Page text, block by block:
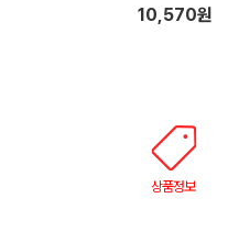
10,570원
상품정보